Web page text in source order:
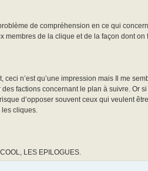
de compréhension en ce qui
membres de la clique et de la façon dont
ceci n’est qu’une impression mais Il me
des factions concernant le plan à suivre. Or
risque d’opposer souvent ceux qui veulent
les cliques.
LES EPILOGUES.